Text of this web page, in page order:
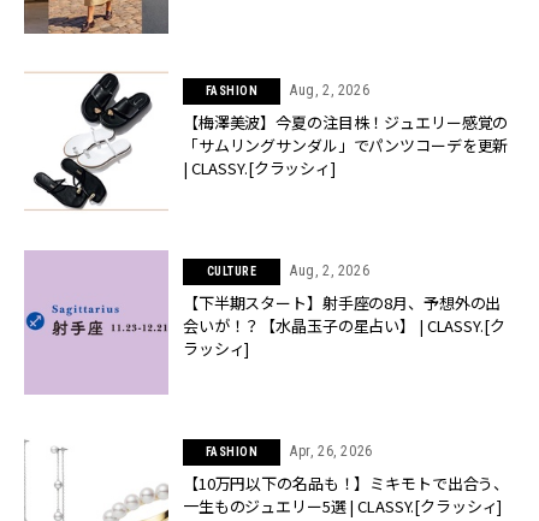
FASHION Aug, 2, 2026
【梅澤美波】今夏の注目株！ジュエリー感覚の
「サムリングサンダル」でパンツコーデを更新
| CLASSY.[クラッシィ]
CULTURE Aug, 2, 2026
【下半期スタート】射手座の8月、予想外の出
会いが！？【水晶玉子の星占い】 | CLASSY.[ク
ラッシィ]
FASHION Apr, 26, 2026
【10万円以下の名品も！】ミキモトで出合う、
一生ものジュエリー5選 | CLASSY.[クラッシィ]